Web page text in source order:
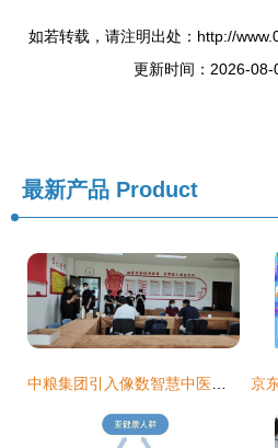
如若转载，请注明出处：http://
更新时间：2026-08-
最新产品 Product